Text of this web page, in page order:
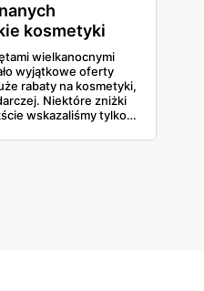
kosmetyki
wielkanocnymi
wyjątkowe oferty
rabaty na kosmetyki,
Niektóre zniżki
wskazaliśmy tylko